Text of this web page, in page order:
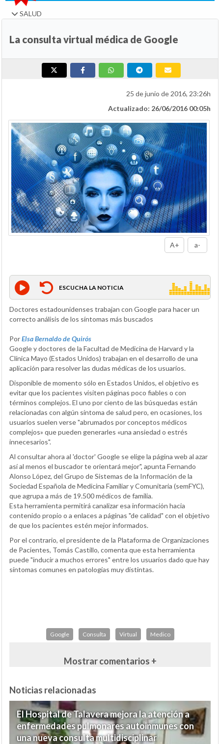
SALUD
La consulta virtual médica de Google
25 de junio de 2016, 23:26h
Actualizado: 26/06/2016 00:05h
A+ a-
ESCUCHA LA NOTICIA
Doctores estadounidenses trabajan con Google para hacer un
correcto análisis de los síntomas más buscados
PorElsa Bernaldo de Quirós
Google y doctores de la Facultad de Medicina de Harvard y la
Clínica Mayo (Estados Unidos) trabajan en el desarrollo de una
aplicación para resolver las dudas médicas de los usuarios.
Disponible de momento sólo en Estados Unidos, el objetivo es
evitar que los pacientes visiten páginas poco fiables o con
términos complejos. El uno por ciento de las búsquedas están
relacionadas con algún síntoma de salud pero, en ocasiones, los
usuarios suelen verse "abrumados por conceptos médicos
complejos» que pueden generarles «una ansiedad o estrés
innecesarios".
Al consultar ahora al 'doctor' Google se elige la página web al azar
así al menos el buscador te orientará mejor", apunta Fernando
Alonso López, del Grupo de Sistemas de la Información de la
Sociedad Española de Medicina Familiar y Comunitaria (semFYC),
que agrupa a más de 19.500 médicos de familia.
Esta herramienta permitirá canalizar esa información hacia
contenido propio o a enlaces a páginas "de calidad" con el objetivo
de que los pacientes estén mejor informados.
Por el contrario, el presidente de la Plataforma de Organizaciones
de Pacientes, Tomás Castillo, comenta que esta herramienta
puede "inducir a muchos errores" entre los usuarios dado que hay
síntomas comunes en patologías muy distintas.
Google Consulta Virtual Medico
Mostrar comentarios +
Noticias relacionadas
El Hospital de Talavera mejora la atención a
enfermedades pulmonares autoinmunes con
una nueva consulta multidisciplinar